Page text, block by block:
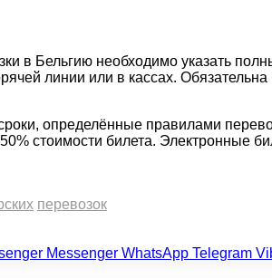
в Бельгию необходимо указать
линии или в кассах.
определённые правилами
стоимости билета. Электронные
перевозок
Messenger WhatsApp Telegram